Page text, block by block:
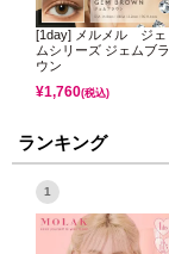
[1day] メルメル ジェ
ムシリーズ ジェムブラ
ウン
¥1,760(税込)
ランキング
1